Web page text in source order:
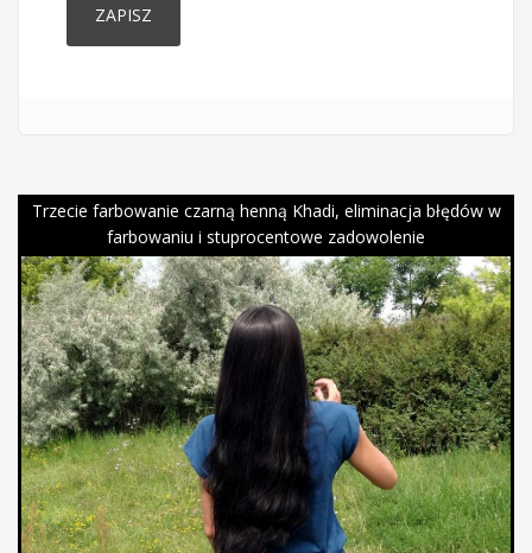
Trzecie farbowanie czarną henną Khadi, eliminacja błędów w
farbowaniu i stuprocentowe zadowolenie